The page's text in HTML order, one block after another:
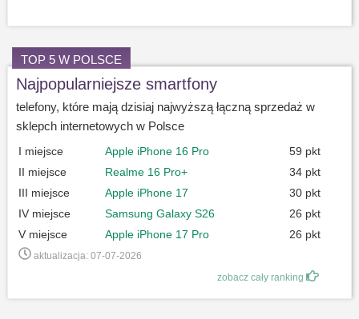
Najpopularniejsze smartfony
telefony, które mają dzisiaj najwyższą łączną sprzedaż w
sklepch internetowych w Polsce
I miejsce Apple iPhone 16 Pro
59 pkt
II miejsce
Realme 16 Pro+
34 pkt
III miejsce
Apple iPhone 17
30 pkt
IV miejsce
Samsung Galaxy S26
26 pkt
V miejsce
Apple iPhone 17 Pro 26 pkt
aktualizacja: 07-07-2026
zobacz cały ranking
TOP 5 W POLSCE